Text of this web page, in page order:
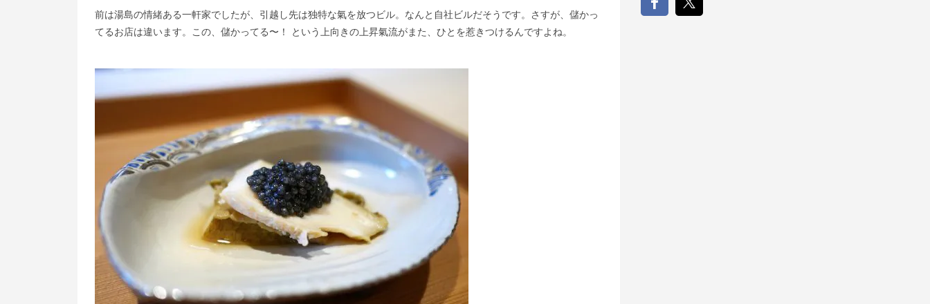
前は湯島の情緒ある一軒家でしたが、引越し先は独特な氣を放つビル。なんと自社ビルだそうです。さすが、儲かっ
てるお店は違います。この、儲かってる〜！ という上向きの上昇氣流がまた、ひとを惹きつけるんですよね。